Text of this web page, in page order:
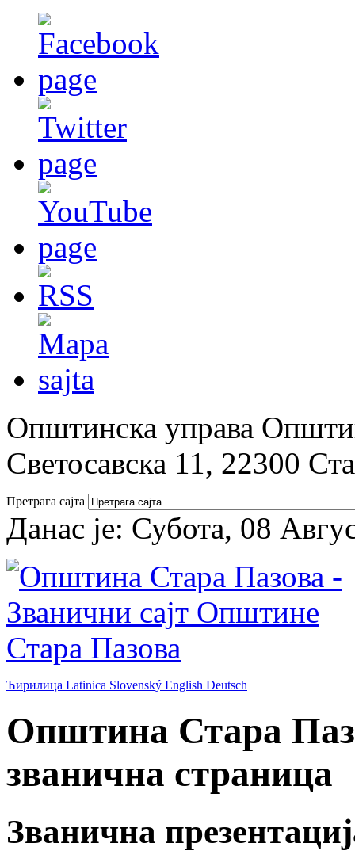
Општинска управа
Светосавска 11, 22300
Претрага сајта
Данас је: Субота, 08
Ћирилица Latinica Slovenský English Deutsch
Општина Стара
званична страница
Званична